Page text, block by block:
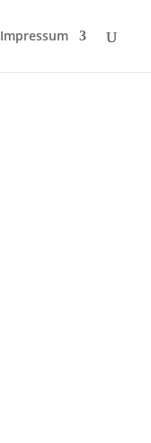
Impressum